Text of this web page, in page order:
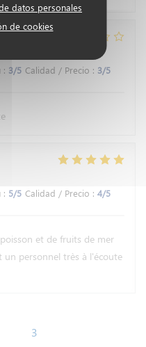
datos personales
de cookies
: 3/5 Calidad / Precio : 3/5
: 5/5 Calidad / Precio : 4/5
et de fruits de mer
un personnel très à l'écoute
3